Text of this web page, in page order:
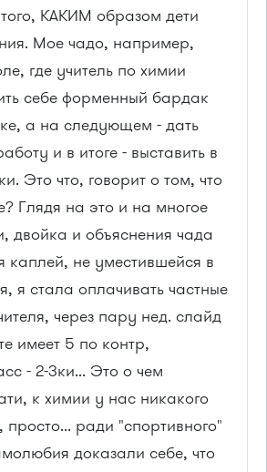
КАКИМ образом дети
Мое чадо, например,
где учитель по химии
себе форменный бардак
а на следующем - дать
и в итоге - выставить в
Это что, говорит о том, что
Глядя на это и на многое
двойка и объяснения чада
каплей, не уместившейся в
я стала оплачивать частные
через пару нед. слайд
имеет 5 по контр,
- 2-3ки... Это о чем
к химии у нас никакого
просто... ради "спортивного"
доказали себе, что